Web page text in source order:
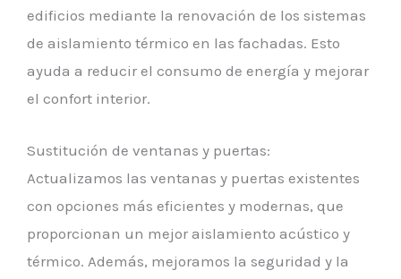
edificios mediante la renovación de los sistemas
de aislamiento térmico en las fachadas. Esto
ayuda a reducir el consumo de energía y mejorar
el confort interior.
Sustitución de ventanas y puertas:
Actualizamos las ventanas y puertas existentes
con opciones más eficientes y modernas, que
proporcionan un mejor aislamiento acústico y
térmico. Además, mejoramos la seguridad y la